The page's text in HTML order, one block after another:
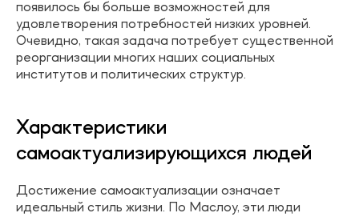
появилось бы больше возможностей для
удовлетворения потребностей низких уровней.
Очевидно, такая задача потребует существенной
реорганизации многих наших социальных
институтов и политических структур.
Характеристики
самоактуализирующихся людей
Достижение самоактуализации означает
идеальный стиль жизни. По Маслоу, эти люди